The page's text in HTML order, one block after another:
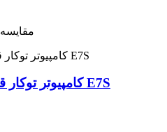
مقایسه
کامپیوتر توکار قابل ارتقا | سری E7S